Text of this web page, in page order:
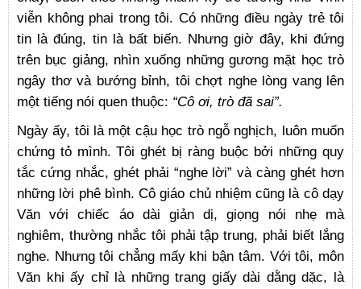
viễn không phai trong tôi. Có những điều ngày trẻ tôi
tin là đúng, tin là bất biến. Nhưng giờ đây, khi đứng
trên bục giảng, nhìn xuống những gương mặt học trò
ngây thơ và bướng bỉnh, tôi chợt nghe lòng vang lên
một tiếng nói quen thuộc: “Cô ơi, trò đã sai”.
Ngày ấy, tôi là một cậu học trò ngỗ nghịch, luôn muốn
chứng tỏ mình. Tôi ghét bị ràng buộc bởi những quy
tắc cứng nhắc, ghét phải “nghe lời” và càng ghét hơn
những lời phê bình. Cô giáo chủ nhiệm cũng là cô dạy
Văn với chiếc áo dài giản dị, giọng nói nhẹ mà
nghiêm, thường nhắc tôi phải tập trung, phải biết lắng
nghe. Nhưng tôi chẳng mấy khi bận tâm. Với tôi, môn
Văn khi ấy chỉ là những trang giấy dài dằng dặc, là